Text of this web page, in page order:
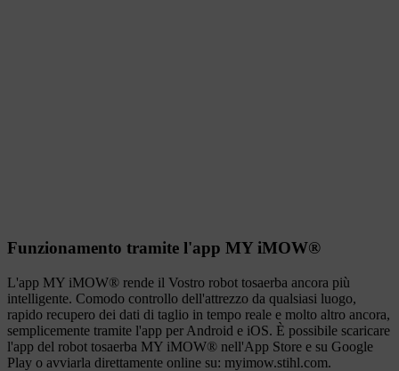
Funzionamento tramite l'app MY iMOW®
L'app MY iMOW® rende il Vostro robot tosaerba ancora più
intelligente. Comodo controllo dell'attrezzo da qualsiasi luogo,
rapido recupero dei dati di taglio in tempo reale e molto altro ancora,
semplicemente tramite l'app per Android e iOS. È possibile scaricare
l'app del robot tosaerba MY iMOW® nell'App Store e su Google
Play o avviarla direttamente online su: myimow.stihl.com.